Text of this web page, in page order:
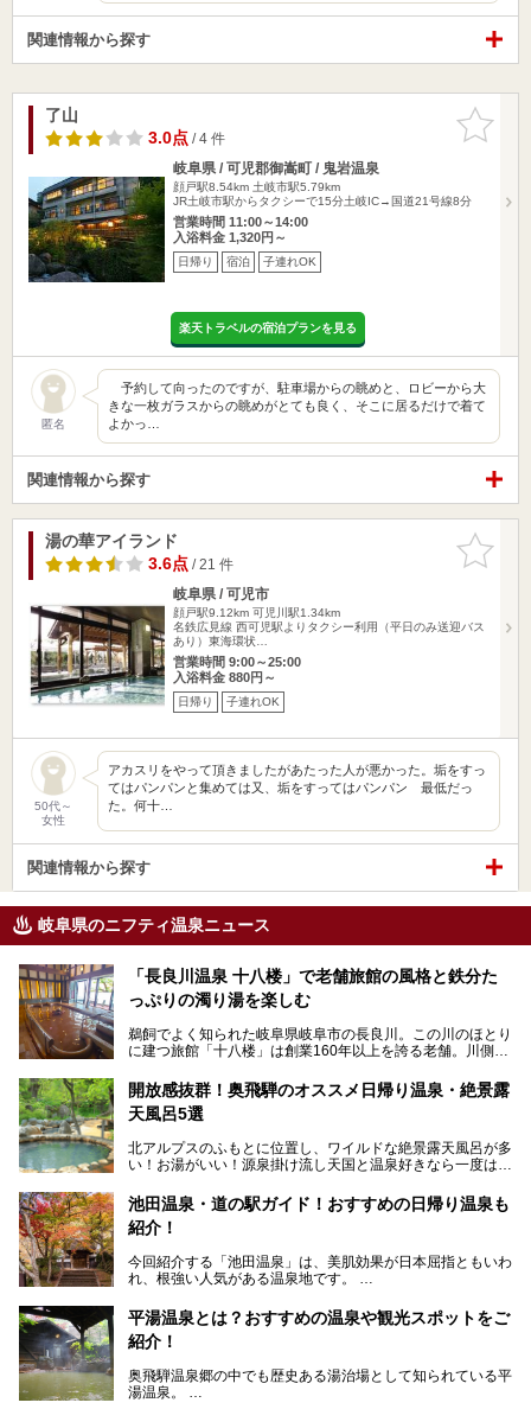
関連情報から探す
お気に入
りに追加
了山
3.0点/ 4 件
岐阜県 / 可児郡御嵩町 / 鬼岩温泉
顔戸駅8.54km 土岐市駅5.79km
JR土岐市駅からタクシーで15分土岐IC→国道21号線8分
営業時間 11:00～14:00
入浴料金 1,320円～
日帰り 宿泊 子連れOK
楽天トラベルの宿泊プランを見る
匿名
予約して向ったのですが、駐車場からの眺めと、ロビーから大
きな一枚ガラスからの眺めがとても良く、そこに居るだけで着て
よかっ…
関連情報から探す
お気に入
りに追加
湯の華アイランド
3.6点/ 21 件
岐阜県 / 可児市
顔戸駅9.12km 可児川駅1.34km
名鉄広見線 西可児駅よりタクシー利用（平日のみ送迎バス
あり）東海環状…
営業時間 9:00～25:00
入浴料金 880円～
日帰り 子連れOK
50代～
女性
アカスリをやって頂きましたがあたった人が悪かった。垢をすっ
てはパンパンと集めては又、垢をすってはパンパン 最低だっ
た。何十…
関連情報から探す
岐阜県のニフティ温泉ニュース
「長良川温泉 十八楼」で老舗旅館の風格と鉄分た
っぷりの濁り湯を楽しむ
鵜飼でよく知られた岐阜県岐阜市の長良川。この川のほとり
に建つ旅館「十八楼」は創業160年以上を誇る老舗。川側の
濁り湯で、地産地消にこだわった食事も定評があります。
そして大浴場は日帰り入浴もできるんですよ。泊まりでも日
岐阜の手仕事に触れる旅とともに楽しんでみてはいかがでし
ょう！
───
提供元：岐阜県【PR】
この記事は岐阜県のPR記事です。
開放感抜群！奥飛騨のオススメ日帰り温泉・絶景露
天風呂5選
北アルプスのふもとに位置し、ワイルドな絶景露天風呂が多
い！お湯がいい！源泉掛け流し天国と温泉好きなら一度は行
「平湯温泉」「福地温泉」「新平湯温泉」「栃尾温泉」「新
穂高温泉」と5つの温泉地を総称して奥飛騨温泉郷と呼びま
風呂を5ヶ所ご紹介したいと思います。いずれも素晴らしい
温泉ですよ！
池田温泉・道の駅ガイド！おすすめの日帰り温泉も
紹介！
今回紹介する「池田温泉」は、美肌効果が日本屈指ともいわ
れ、根強い人気がある温泉地です。
温泉旅として利用することができます。
池田温泉には道の駅があるなど、温泉、観光、買い物と、さ
そんな池田温泉の魅力を詳しく紹介していきます！
平湯温泉とは？おすすめの温泉や観光スポットをご
紹介！
奥飛騨温泉郷の中でも歴史ある湯治場として知られている平
湯温泉。